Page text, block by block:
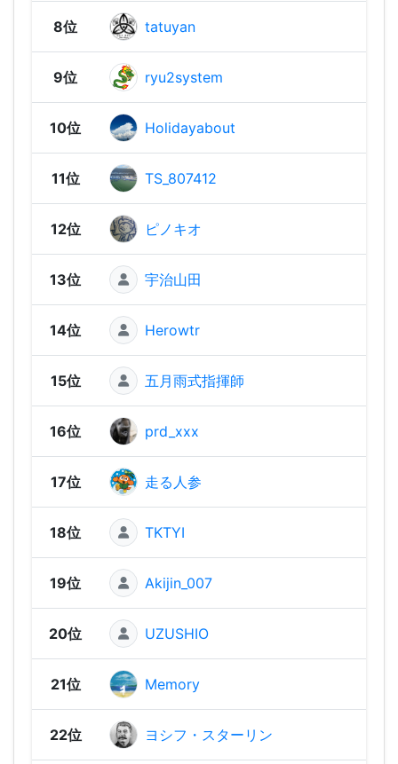
8位 tatuyan
9位 ryu2system
10位 Holidayabout
11位 TS_807412
12位 ピノキオ
13位 宇治山田
14位 Herowtr
15位 五月雨式指揮師
16位 prd_xxx
17位 走る人参
18位 TKTYI
19位 Akijin_007
20位 UZUSHIO
21位 Memory
22位 ヨシフ・スターリン